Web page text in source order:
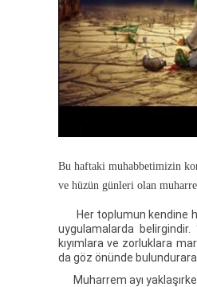
Bu haftaki muhabbetimizin
ve hüzün günleri olan
Her toplumun kendine
uygulamalarda belirgindir.
kıyımlara ve zorluklara
da göz önünde
Muharrem ayı